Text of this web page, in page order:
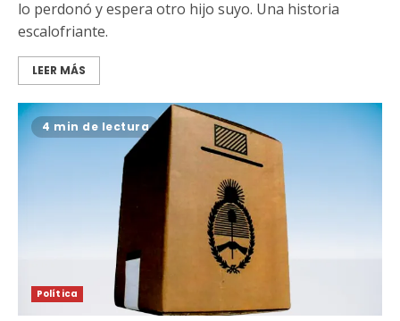
lo perdonó y espera otro hijo suyo. Una historia
escalofriante.
LEER MÁS
4 min de lectura
Política